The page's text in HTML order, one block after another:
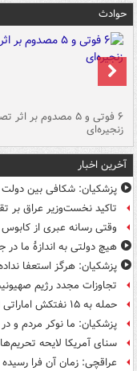
حوادث
۶ فوتی و ۵ مصدوم بر
زنجیره‌ای
آخرین اخبار
پزشکیان: شکافی بین
تاکید نخست‌وزیر عراق بر
وقتی رسانه عبری از کابوس
هیچ دولتی به اندازۀ ما
پزشکیان: هرگز استعفا
تجاوزات مجدد رژیم
حمله به ۱۵ نفتکش‌ اماراتی از ابتدای جنگ
پزشکیان: ما نوکر مردم و
سنای آمریکا لایحه
عراقچی: زمان آن فرا